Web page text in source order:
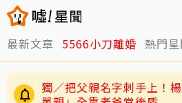
最新文章 5566小刀離婚 熱門星
獨／把父親名字刺手上！